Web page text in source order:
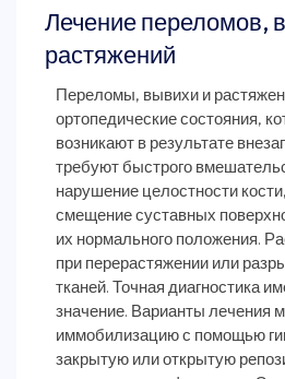
Лечение переломов,
растяжений
Переломы, вывихи и
ортопедические состояния,
возникают в результате
требуют быстрого
нарушение целостности
смещение суставных
их нормального положения.
при перерастяжении или
тканей. Точная диагностика
значение. Варианты лечения
иммобилизацию с помощью
закрытую или открытую